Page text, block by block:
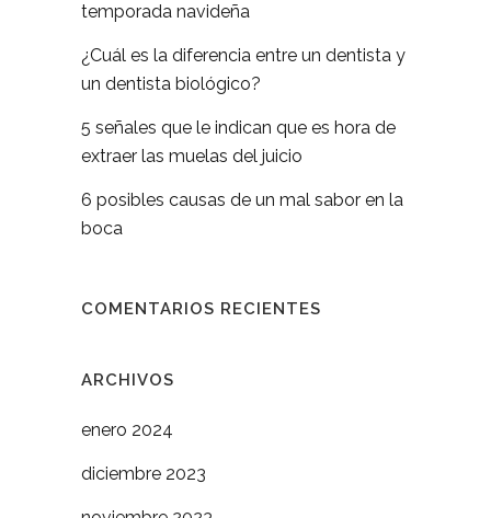
temporada navideña
¿Cuál es la diferencia entre un dentista y
un dentista biológico?
5 señales que le indican que es hora de
extraer las muelas del juicio
6 posibles causas de un mal sabor en la
boca
COMENTARIOS RECIENTES
ARCHIVOS
enero 2024
diciembre 2023